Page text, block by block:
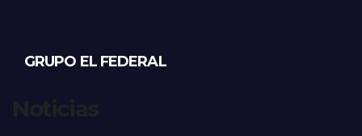
GRUPO EL FEDERAL